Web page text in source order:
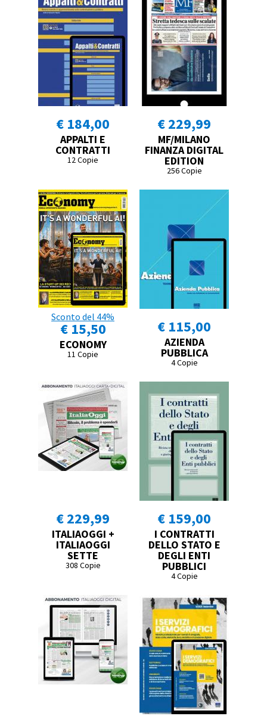
€ 184,00
APPALTI E
CONTRATTI
12 Copie
€ 229,99
MF/MILANO
FINANZA DIGITAL
EDITION
256 Copie
Sconto del 44%
€ 15,50
ECONOMY
11 Copie
€ 115,00
AZIENDA
PUBBLICA
4 Copie
€ 229,99
ITALIAOGGI +
ITALIAOGGI
SETTE
308 Copie
€ 159,00
I CONTRATTI
DELLO STATO E
DEGLI ENTI
PUBBLICI
4 Copie